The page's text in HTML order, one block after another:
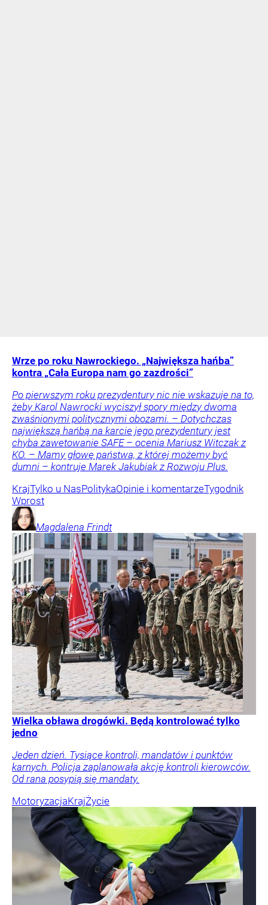
Wrze po roku Nawrockiego. „Największa hańba”
kontra „Cała Europa nam go zazdrości”
Po pierwszym roku prezydentury nic nie wskazuje na to,
żeby Karol Nawrocki wyciszył spory między dwoma
zwaśnionymi politycznymi obozami. – Dotychczas
największą hańbą na karcie jego prezydentury jest
chyba zawetowanie SAFE – ocenia Mariusz Witczak z
KO. – Mamy głowę państwa, z której możemy być
dumni – kontruje Marek Jakubiak z Rozwoju Plus.
KrajTylko u NasPolitykaOpinie i komentarzeTygodnik
Wprost
Magdalena Frindt
Wielka obława drogówki. Będą kontrolować tylko
jedno
Jeden dzień. Tysiące kontroli, mandatów i punktów
karnych. Policja zaplanowała akcję kontroli kierowców.
Od rana posypią się mandaty.
MotoryzacjaKrajŻycie